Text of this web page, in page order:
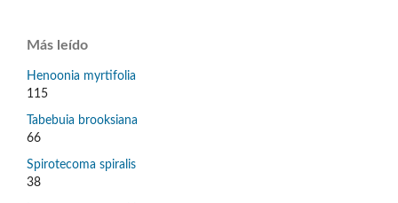
Más leído
Henoonia myrtifolia
115
Tabebuia brooksiana
66
Spirotecoma spiralis
38